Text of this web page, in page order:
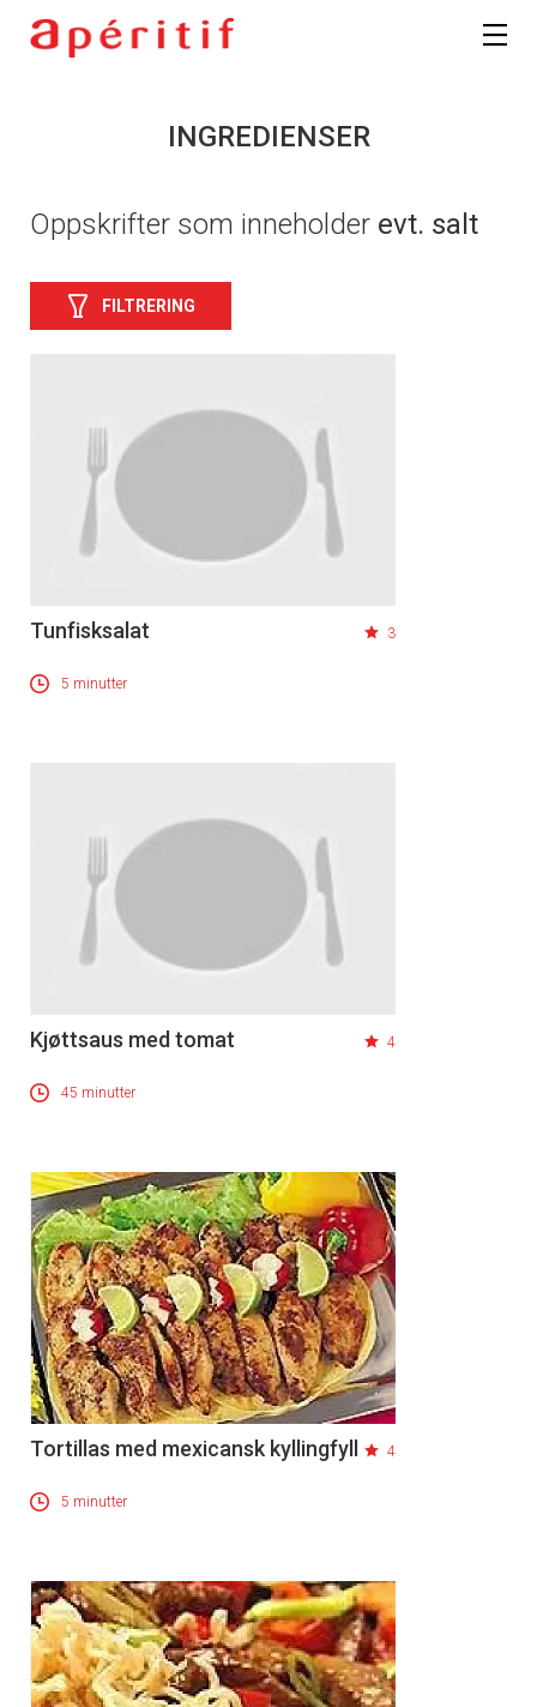
INGREDIENSER
Oppskrifter som inneholder evt. salt
FILTRERING
Tunfisksalat 3
5 minutter
Kjøttsaus med tomat 4
45 minutter
Tortillas med mexicansk kyllingfyll 4
5 minutter